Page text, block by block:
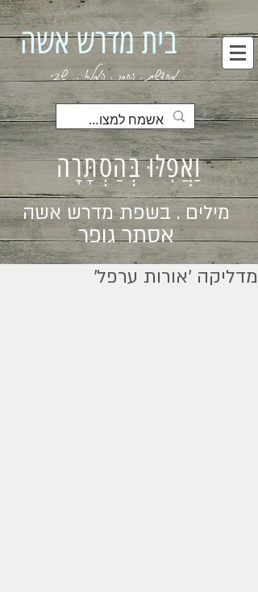
בית מדרש אשה
מחדשת . החסר . המלא . שבי
וַאֲפִלּוּ בְּהַסְתָּרָה
מילים . בשפת מדרש אשה
אסתר גופר
מדליקה 'אורות ערפל'